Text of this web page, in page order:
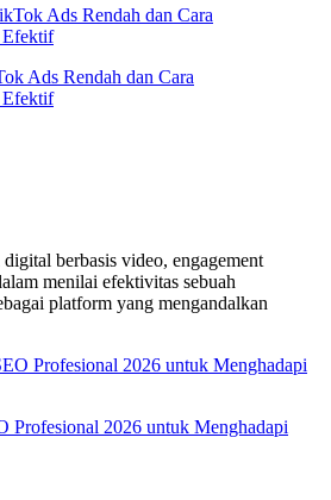
Ads Rendah dan Cara
Efektif
berbasis video, engagement
menilai efektivitas sebuah
platform yang mengandalkan
Profesional 2026 untuk Menghadapi